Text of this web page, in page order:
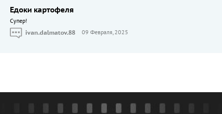
Едоки картофеля
Cупер!
ivan.dalmatov.88
09 Февраля, 2025